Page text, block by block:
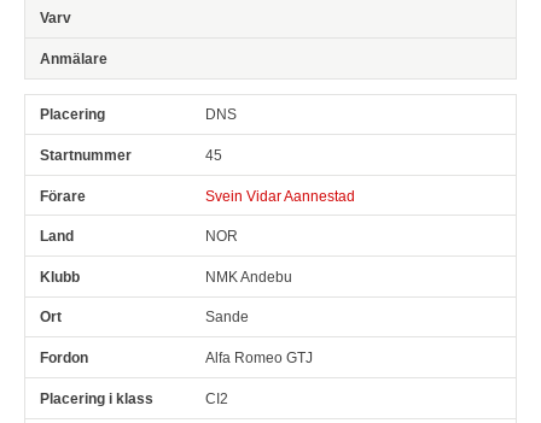
DNS
45
Svein Vidar Aannestad
NOR
NMK Andebu
Sande
Alfa Romeo GTJ
CI2